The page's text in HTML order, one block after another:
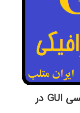
بسته آموزشی کامل برنامه نویسی GUI در